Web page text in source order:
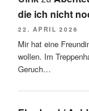
die ich nicht
22. APRIL 2026
Mir hat eine
wollen. Im
Geruch…